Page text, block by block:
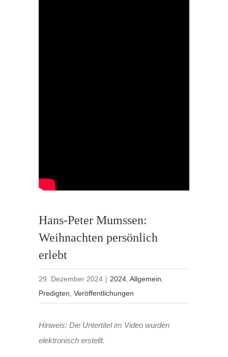
Hans-Peter Mumssen:
Weihnachten persönlich
erlebt
29. Dezember 2024 | 2024 ,Allgemein
Predigten ,Veröffentlichungen
Hinweis: Die Untertitel im Video wurden
elektronisch erstellt.